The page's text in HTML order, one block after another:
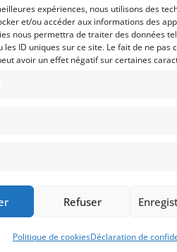
expériences, nous utilisons des
et/ou accéder aux informations des
nous permettra de traiter des données
les ID uniques sur ce site. Le fait de ne
avoir un effet négatif sur certaines
Refuser
Politique de cookiesDéclaration de
Moto Évènements
vous acceptez de recevoir nos
Pour plus d’informations, merci de